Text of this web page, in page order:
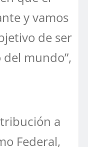
y vamos
de ser
del mundo”,
a
Federal,